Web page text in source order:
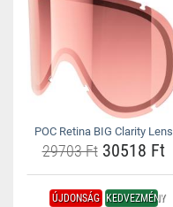
POC Retina BIG Clarity Lens
29703 Ft30518 Ft
ÚJDONSÁG KEDVEZMÉNY